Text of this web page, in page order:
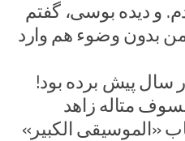
و دیده بوسی، گفتم
من بدون وضوء هم وارد
سال پیش برده بود!
متاله زاهد
«الموسیقى الکبیر»